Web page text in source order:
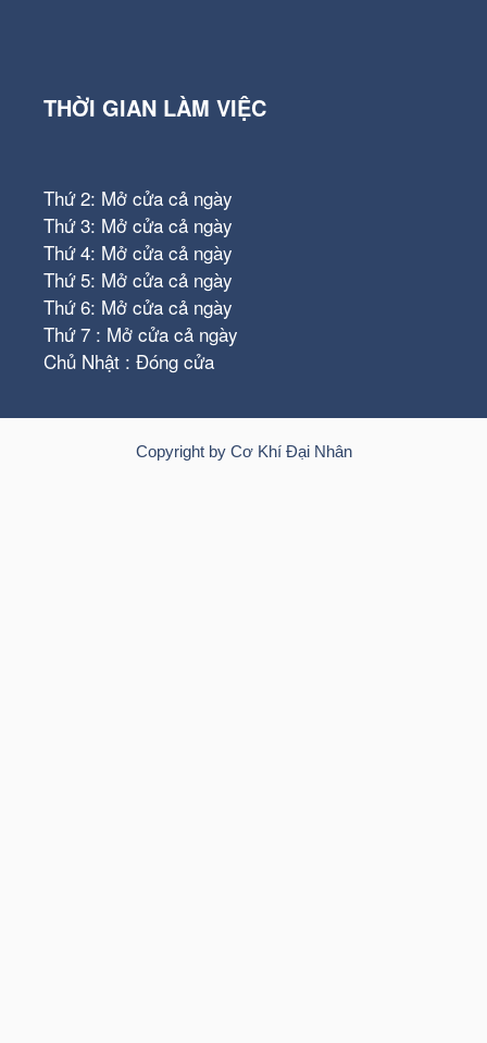
THỜI GIAN LÀM VIỆC
Thứ 2: Mở cửa cả ngày
Thứ 3: Mở cửa cả ngày
Thứ 4: Mở cửa cả ngày
Thứ 5: Mở cửa cả ngày
Thứ 6: Mở cửa cả ngày
Thứ 7 : Mở cửa cả ngày
Chủ Nhật : Đóng cửa
Copyright by Cơ Khí Đại Nhân